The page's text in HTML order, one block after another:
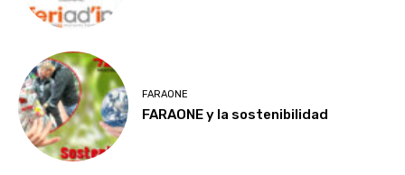
FARAONE
FARAONE y la sostenibilidad